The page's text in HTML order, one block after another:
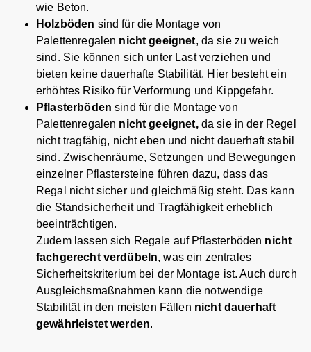
wie Beton.
Holzböden sind für die Montage von
Palettenregalen nicht geeignet, da sie zu weich
sind. Sie können sich unter Last verziehen und
bieten keine dauerhafte Stabilität. Hier besteht ein
erhöhtes Risiko für Verformung und Kippgefahr.
Pflasterbödensind für die Montage von
Palettenregalen nicht geeignet, da sie in der Regel
nicht tragfähig, nicht eben und nicht dauerhaft stabil
sind. Zwischenräume, Setzungen und Bewegungen
einzelner Pflastersteine führen dazu, dass das
Regal nicht sicher und gleichmäßig steht. Das kann
die Standsicherheit und Tragfähigkeit erheblich
beeinträchtigen.
Zudem lassen sich Regale auf Pflasterböden nicht
fachgerecht verdübeln, was ein zentrales
Sicherheitskriterium bei der Montage ist. Auch durch
Ausgleichsmaßnahmen kann die notwendige
Stabilität in den meisten Fällen nicht dauerhaft
gewährleistet werden.